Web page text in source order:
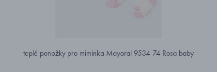
teplé ponožky pro miminka Mayoral 9534-74 Rosa baby